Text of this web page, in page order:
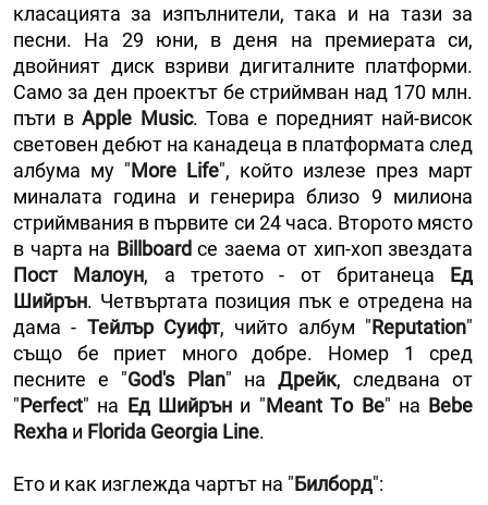
класацията за изпълнители, така и на тази за
песни. На 29 юни, в деня на премиерата си,
двойният диск взриви дигиталните платформи.
Само за ден проектът бе стриймван над 170 млн.
пъти вApple Music. Това е поредният най-висок
световен дебют на канадеца в платформата след
албума му "More Life", който излезе през март
миналата година и генерира близо 9 милиона
стриймвания в първите си 24 часа. Второто място
в чарта на Billboard се заема от хип-хоп звездата
Пост Малоун, а третото - от британеца Ед
Шийрън. Четвъртата позиция пък е отредена на
дама - Тейлър Суифт, чийто албум "Reputation"
също бе приет много добре. Номер 1 сред
песните е "God's Plan" на Дрейк, следвана от
"Perfect" на Ед Шийрън и "Meant Тo Be" на Bebe
Rexha и Florida Georgia Line.
Ето и как изглежда чартът на "Билборд":